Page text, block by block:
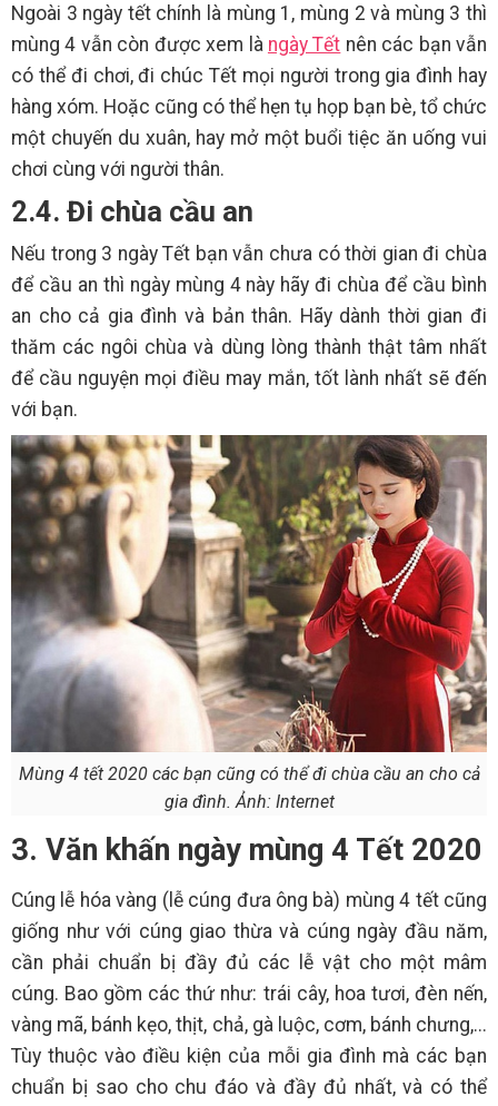
Ngoài 3 ngày tết chính là mùng 1, mùng 2 và mùng 3 thì
mùng 4 vẫn còn được xem là ngày Tết nên các bạn vẫn
có thể đi chơi, đi chúc Tết mọi người trong gia đình hay
hàng xóm. Hoặc cũng có thể hẹn tụ họp bạn bè, tổ chức
một chuyến du xuân, hay mở một buổi tiệc ăn uống vui
chơi cùng với người thân.
2.4. Đi chùa cầu an
Nếu trong 3 ngày Tết bạn vẫn chưa có thời gian đi chùa
để cầu an thì ngày mùng 4 này hãy đi chùa để cầu bình
an cho cả gia đình và bản thân. Hãy dành thời gian đi
thăm các ngôi chùa và dùng lòng thành thật tâm nhất
để cầu nguyện mọi điều may mắn, tốt lành nhất sẽ đến
với bạn.
Mùng 4 tết 2020 các bạn cũng có thể đi chùa cầu an cho cả
gia đình. Ảnh: Internet
3. Văn khấn ngày mùng 4 Tết 2020
Cúng lễ hóa vàng (lễ cúng đưa ông bà) mùng 4 tết cũng
giống như với cúng giao thừa và cúng ngày đầu năm,
cần phải chuẩn bị đầy đủ các lễ vật cho một mâm
cúng. Bao gồm các thứ như: trái cây, hoa tươi, đèn nến,
vàng mã, bánh kẹo, thịt, chả, gà luộc, cơm, bánh chưng,...
Tùy thuộc vào điều kiện của mỗi gia đình mà các bạn
chuẩn bị sao cho chu đáo và đầy đủ nhất, và có thể